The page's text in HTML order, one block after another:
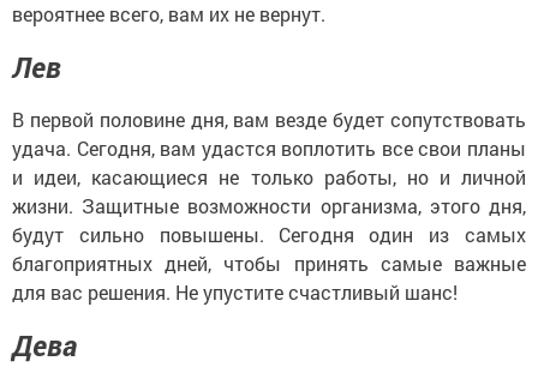
вероятнее всего, вам их не вернут.
Лев
В первой половине дня, вам везде будет сопутствовать
удача. Сегодня, вам удастся воплотить все свои планы
и идеи, касающиеся не только работы, но и личной
жизни. Защитные возможности организма, этого дня,
будут сильно повышены. Сегодня один из самых
благоприятных дней, чтобы принять самые важные
для вас решения. Не упустите счастливый шанс!
Дева